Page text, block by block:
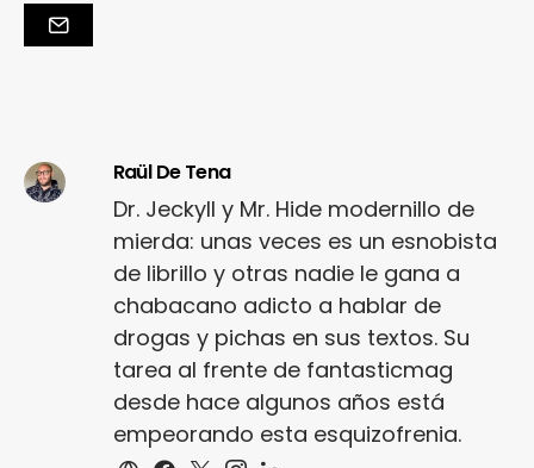
Raül De Tena
Dr. Jeckyll y Mr. Hide modernillo de
mierda: unas veces es un esnobista
de librillo y otras nadie le gana a
chabacano adicto a hablar de
drogas y pichas en sus textos. Su
tarea al frente de fantasticmag
desde hace algunos años está
empeorando esta esquizofrenia.